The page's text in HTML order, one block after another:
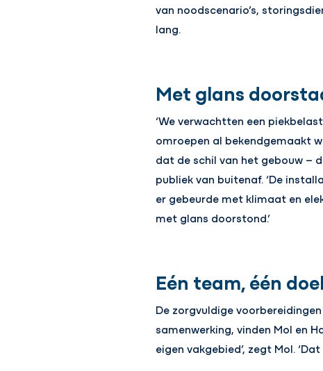
van noodscenario’s,
lang.
Met glans
‘We verwachtten een
omroepen al bekendgemaakt
dat de schil van het gebouw –
publiek van buitenaf. ‘De
er gebeurde met klimaat en
met glans doorstond.’
Eén team, één doel
De zorgvuldige
samenwerking, vinden Mol en
eigen vakgebied’, zegt Mol.